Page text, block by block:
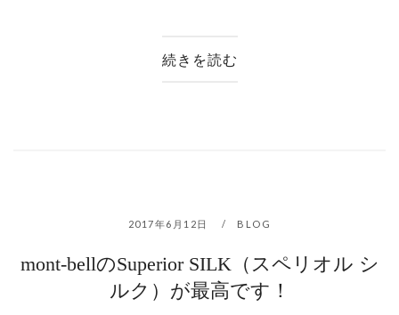
続きを読む
2017年6月12日 BLOG
mont-bellのSuperior SILK（スペリオル シ
ルク）が最高です！